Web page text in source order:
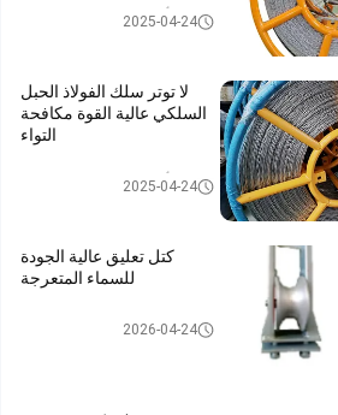
حبل أسلاك فولاذي مضاد للتواء
2025-04-24
لا توتر سلك الفولاذ الحبل
السلكي عالية القوة مكافحة
التواء
حبل أسلاك فولاذي مضاد للتواء
2025-04-24
كتل تعليق عالية الجودة
للسماء المتعرجة
Conductor Stringing Blocks
2026-04-24